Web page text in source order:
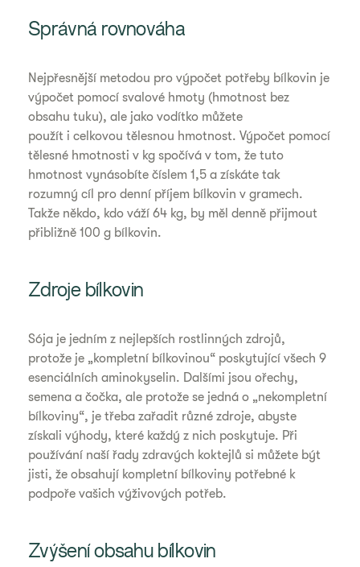
Správná rovnováha
Nejpřesnější metodou pro výpočet potřeby bílkovin je
výpočet pomocí svalové hmoty (hmotnost bez
obsahu tuku), ale jako vodítko můžete
použít i celkovou tělesnou hmotnost. Výpočet pomocí
tělesné hmotnosti v kg spočívá v tom, že tuto
hmotnost vynásobíte číslem 1,5 a získáte tak
rozumný cíl pro denní příjem bílkovin v gramech.
Takže někdo, kdo váží 64 kg, by měl denně přijmout
přibližně 100 g bílkovin.
Zdroje bílkovin
Sója je jedním z nejlepších rostlinných zdrojů,
protože je „kompletní bílkovinou“ poskytující všech 9
esenciálních aminokyselin. Dalšími jsou ořechy,
semena a čočka, ale protože se jedná o „nekompletní
bílkoviny“, je třeba zařadit různé zdroje, abyste
získali výhody, které každý z nich poskytuje. Při
používání naší řady zdravých koktejlů si můžete být
jisti, že obsahují kompletní bílkoviny potřebné k
podpoře vašich výživových potřeb.
Zvýšení obsahu bílkovin